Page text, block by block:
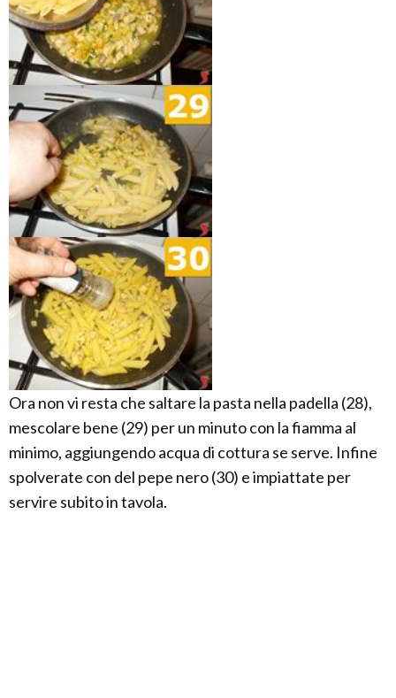
Ora non vi resta che saltare la pasta nella padella (28),
mescolare bene (29) per un minuto con la fiamma al
minimo, aggiungendo acqua di cottura se serve. Infine
spolverate con del pepe nero (30) e impiattate per
servire subito in tavola.